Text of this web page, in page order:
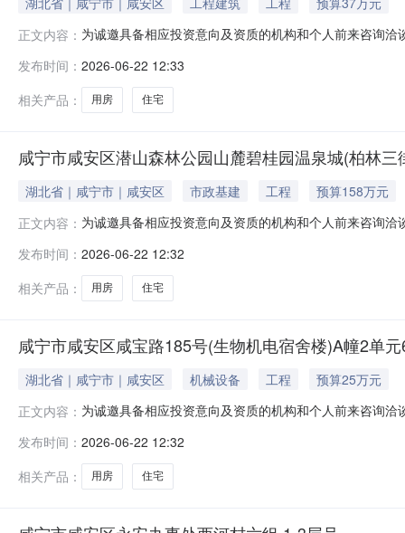
正文内容： 为诚邀具备相应投资意向及资质的机构和个人前来咨询
法院核实（水费、电费、物业费，不知道就写待向法院
置方式本资
发布时间： 2026-06-22 12:33
相关产品：
用房 住宅
咸宁市咸安区潜山森林公园山麓碧桂园温泉城(柏林
湖北省｜咸宁市｜咸安区 市政基建 工程
预算158万元
正文内容： 为诚邀具备相应投资意向及资质的机构和个人前来咨询
5.费用情况：待向法院核实。本案已进入强制执行阶段
介、市场
发布时间： 2026-06-22 12:32
相关产品：
用房 住宅
咸宁市咸安区咸宝路185号(生物机电宿舍楼)A幢2单
湖北省｜咸宁市｜咸安区 机械设备 工程
预算25万元
正文内容： 为诚邀具备相应投资意向及资质的机构和个人前来咨询
核实。本案已进入强制执行阶段，该资产权属清晰且不
行，最终
发布时间： 2026-06-22 12:32
相关产品：
用房 住宅